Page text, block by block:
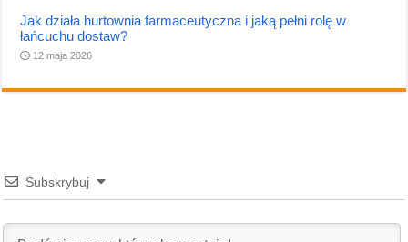
Jak działa hurtownia farmaceutyczna i jaką pełni rolę w
łańcuchu dostaw?
12 maja 2026
Subskrybuj